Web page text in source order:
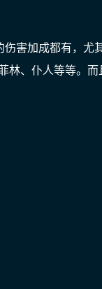
害加成都有，尤
、仆人等等。而